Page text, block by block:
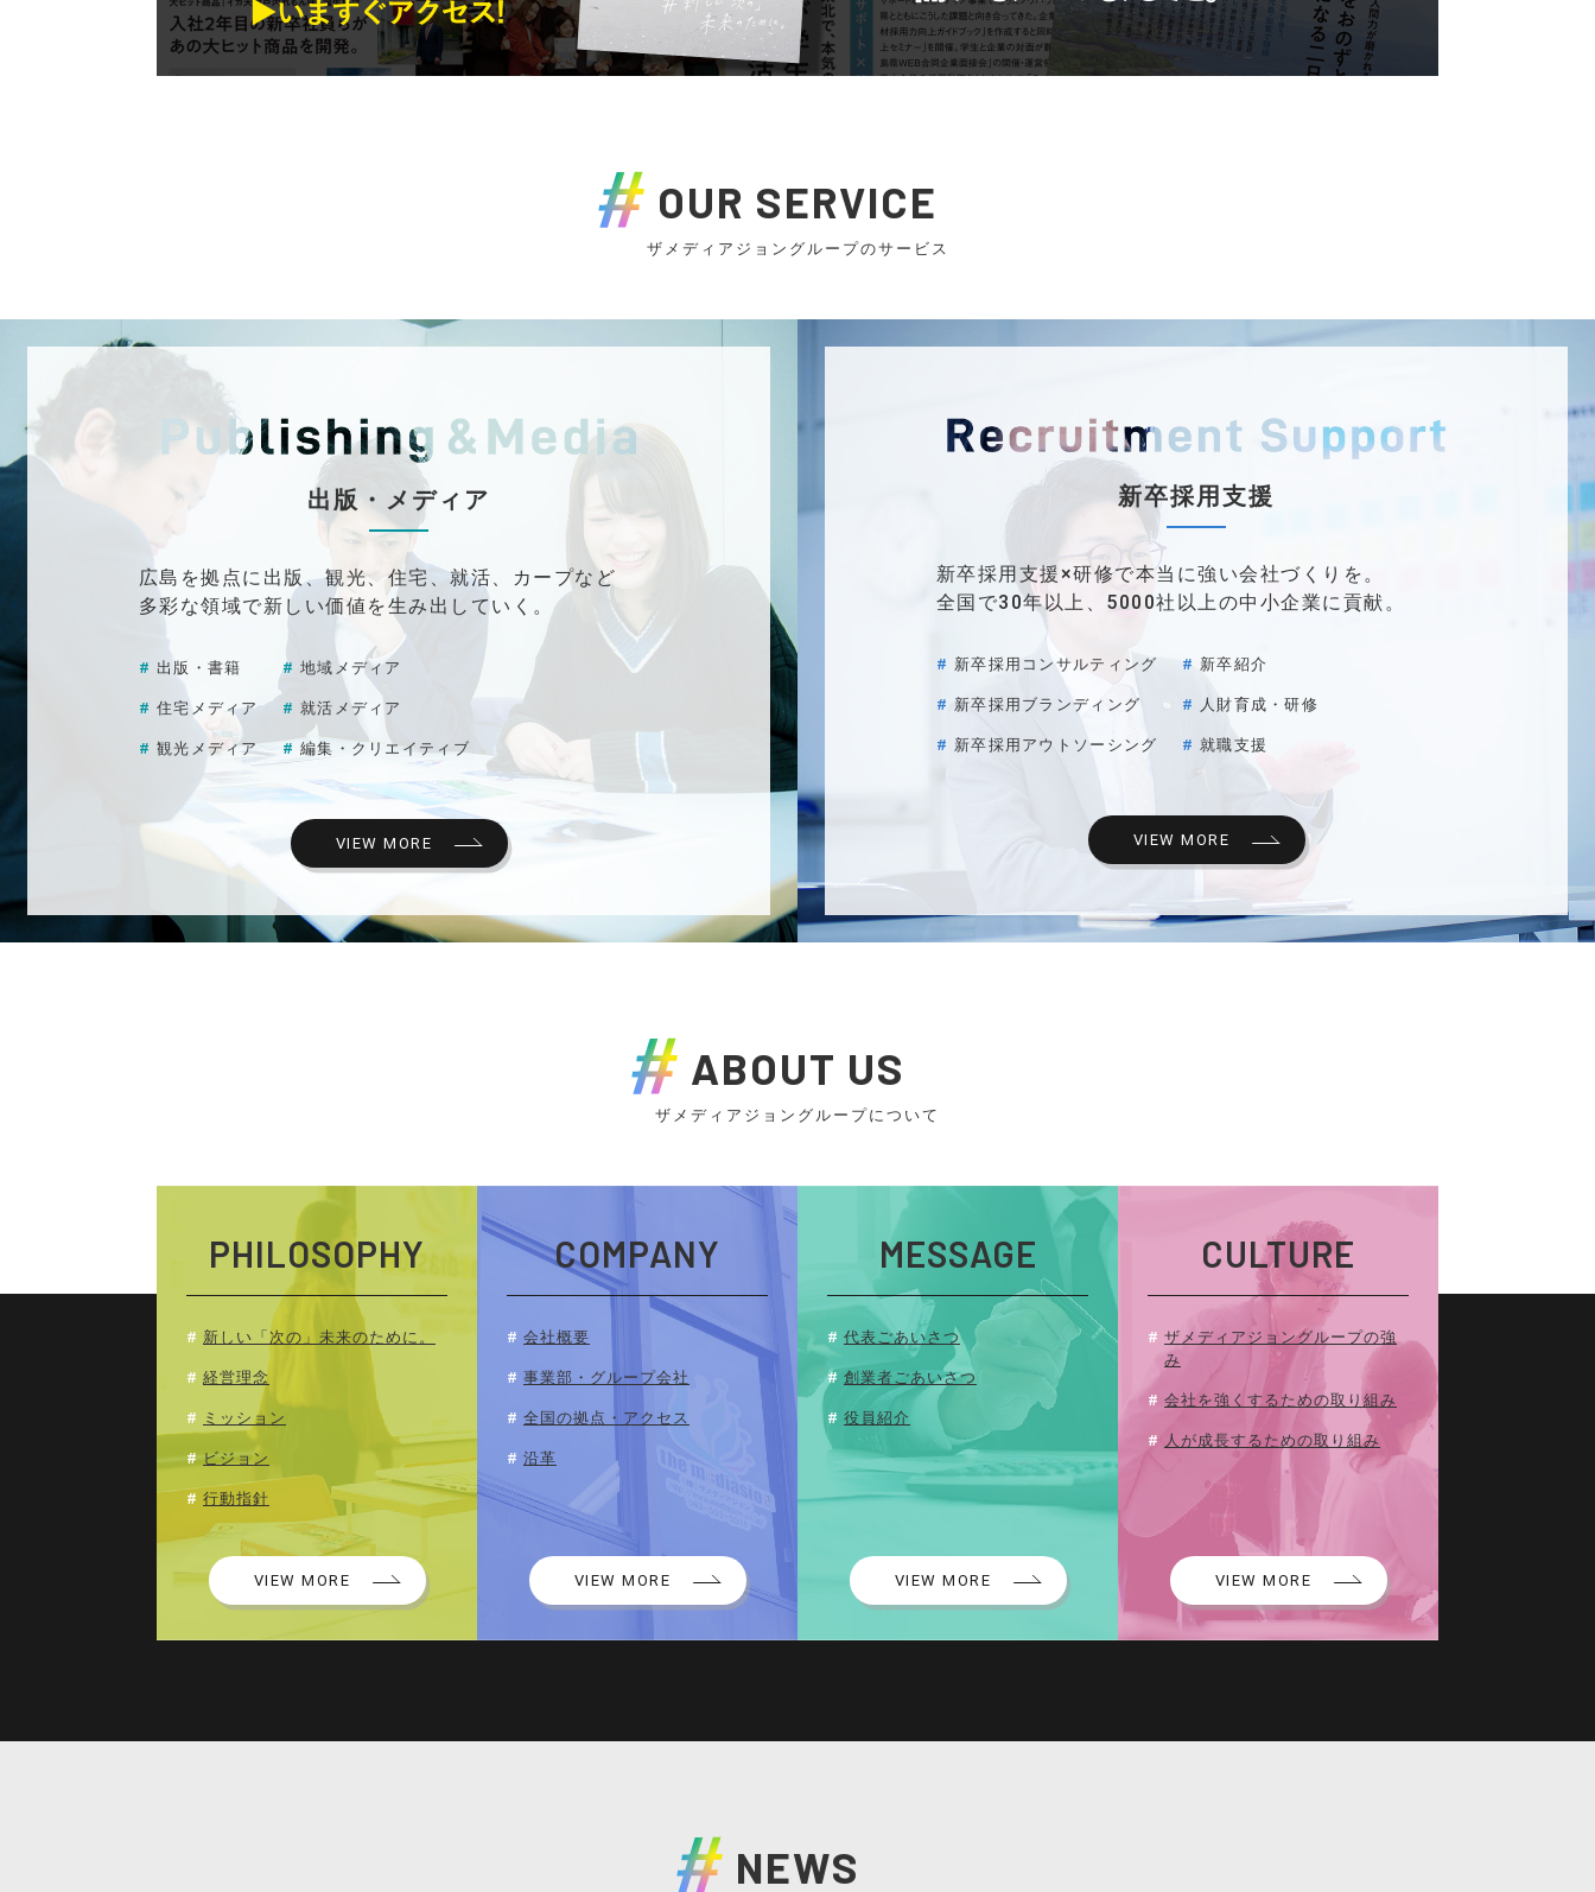
OUR SERVICE
ザメディアジョングループのサービス
出版・メディア
広島を拠点に出版、観光、 住宅、就活、カープなど
多彩な領域で新しい価値を生み出していく。
出版・書籍 地域メディア
住宅メディア 就活メディア
観光メディア 編集・クリエイティブ
VIEW MORE
新卒採用支援
新卒採用支援×研修で本当に強い会社づくりを。
全国で30年以上、 5000社以上の中小企業に貢献。
新卒採用コンサルティング 新卒紹介
新卒採用ブランディング 人財育成・研修
新卒採用アウトソーシング 就職支援
VIEW MORE
ABOUT US
ザメディアジョングループについて
PHILOSOPHY
新しい「次の」未来のために。
経営理念
ミッション
ビジョン
行動指針
VIEW MORE
COMPANY
会社概要
事業部・グループ会社
全国の拠点・アクセス
沿革
VIEW MORE
MESSAGE
代表ごあいさつ
創業者ごあいさつ
役員紹介
VIEW MORE
CULTURE
ザメディアジョングループの強
み
会社を強くするための取り組み
人が成長するための取り組み
VIEW MORE
NEWS